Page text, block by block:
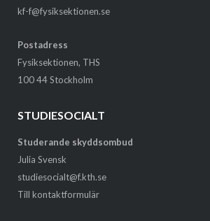
kf-f@fysiksektionen.se
Postadress
Fysiksektionen, THS
100 44 Stockholm
STUDIESOCIALT
Studerande skyddsombud
Julia Svensk
studiesocialt@f.kth.se
Till kontaktformulär